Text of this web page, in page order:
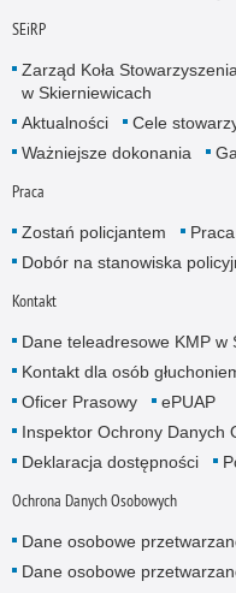
SEiRP
Zarząd Koła
w Skierniewicach
Aktualności
Cele
Ważniejsze dokonania
Praca
Zostań policjantem
Dobór na stanowiska
Kontakt
Dane teleadresowe KMP w
Kontakt dla osób
Oficer Prasowy
ePUAP
Inspektor Ochrony Danych
Deklaracja dostępności
Ochrona Danych Osobowych
Dane osobowe
Dane osobowe